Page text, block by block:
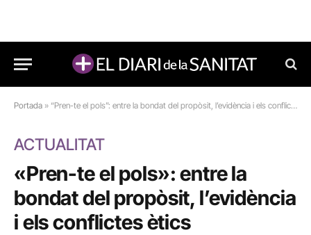
Portada » “Pren-te el pols”: entre la bondat del propòsit, l’evidència i els conflictes ètics
ACTUALITAT
«Pren-te el pols»: entre la
bondat del propòsit, l’evidència
i els conflictes ètics